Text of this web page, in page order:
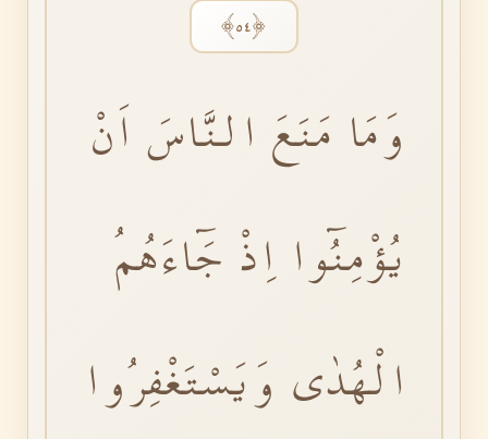
﴿٥٤﴾
وَمَا مَنَعَ النَّاسَ اَنْ
يُؤْمِنُٓوا اِذْ جَٓاءَهُمُ
الْهُدٰى وَيَسْتَغْفِرُوا